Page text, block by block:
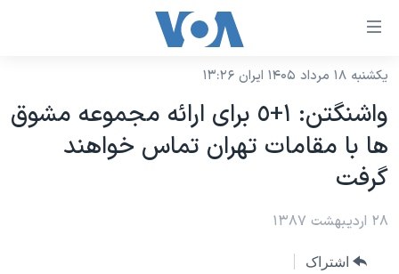
لینکهای
دسترسی
جهش
محتوای
اصلی
به
صفحه
نسخه سبک وب‌سایت
موضوع ها
آمریکا
جهان
برنامه های تلویزیونی
جدول برنامه ها
صفحه‌های ویژه
یکشنبه ۱۸ مرداد ۱۴۰۵ ایران ۱۳:۲۶
واشنگتن: ١+٥ برای ارائه مجموعه مشوق
ها با مقامات تهران تماس خواهند
گرفت
۲۸ اردیبهشت ۱۳۸۷
اشتراک